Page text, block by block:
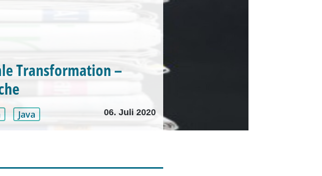
Transformation –
Java 06. Juli 2020